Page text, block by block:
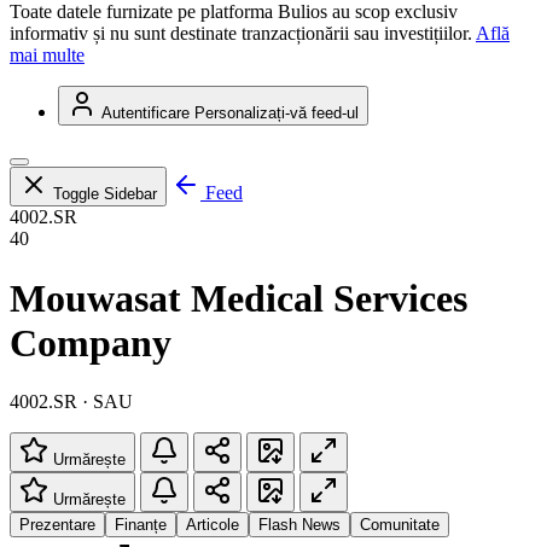
Toate datele furnizate pe platforma Bulios au scop exclusiv
informativ și nu sunt destinate tranzacționării sau investițiilor. Află
mai multe
Autentificare Personalizați-vă feed-ul
Toggle Sidebar
Feed
4002.SR
40
Mouwasat Medical Services
Company
4002.SR · SAU
Urmărește
Urmărește
Prezentare
Finanțe Articole Flash News Comunitate